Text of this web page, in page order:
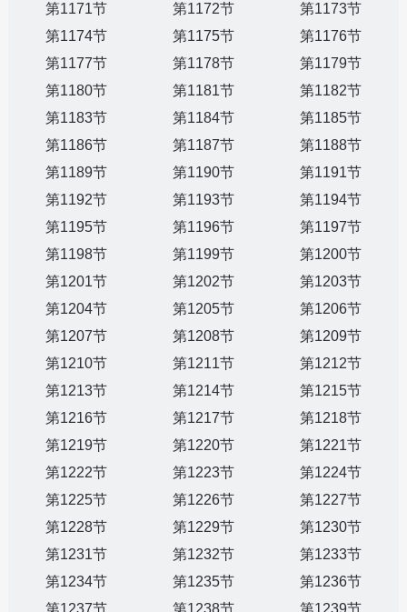
第1171节
第1172节
第1173节
第1174节
第1175节
第1176节
第1177节
第1178节
第1179节
第1180节
第1181节
第1182节
第1183节
第1184节
第1185节
第1186节
第1187节
第1188节
第1189节
第1190节
第1191节
第1192节
第1193节
第1194节
第1195节
第1196节
第1197节
第1198节
第1199节
第1200节
第1201节
第1202节
第1203节
第1204节
第1205节
第1206节
第1207节
第1208节
第1209节
第1210节
第1211节
第1212节
第1213节
第1214节
第1215节
第1216节
第1217节
第1218节
第1219节
第1220节
第1221节
第1222节
第1223节
第1224节
第1225节
第1226节
第1227节
第1228节
第1229节
第1230节
第1231节
第1232节
第1233节
第1234节
第1235节
第1236节
第1237节
第1238节
第1239节